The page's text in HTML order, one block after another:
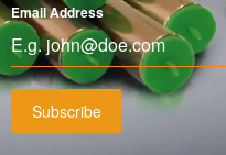
Email Address*
Subscribe